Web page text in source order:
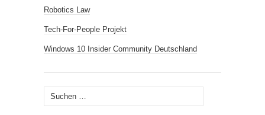
Robotics Law
Tech-For-People Projekt
Windows 10 Insider Community Deutschland
Suchen
nach: